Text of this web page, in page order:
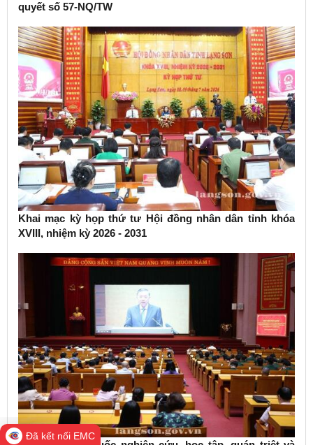
quyết số 57-NQ/TW
Khai mạc kỳ họp thứ tư Hội đồng nhân dân tỉnh khóa
XVIII, nhiệm kỳ 2026 - 2031
Đã kết nối EMC